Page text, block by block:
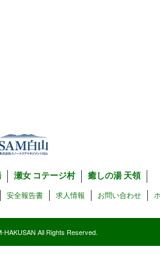
瀬女 コテージ村 癒しの湯 天領
安全報告書 求人情報 お問い合わせ
HAKUSAN All Rights Reserved.